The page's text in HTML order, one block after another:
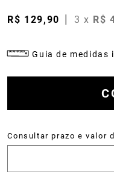
Mocassim
Tulum
Carteira
R$ 129,90 3 x R$
Guia de medidas